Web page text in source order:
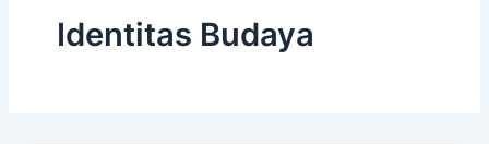
Identitas Budaya